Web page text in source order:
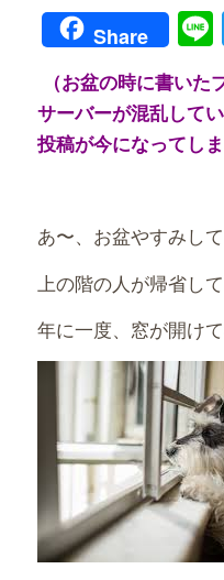
Share
（お盆の時に書いた
サーバーが混乱してい
投稿が今になってしま
あ〜、お盆やすみし
上の階の人が帰省し
年に一度、窓が開け